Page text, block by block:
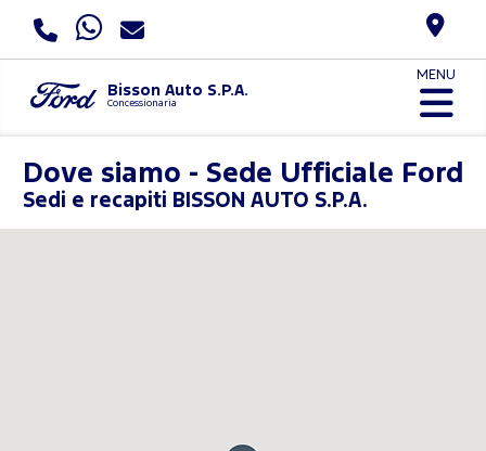
Bisson Auto S.P.A.
Concessionaria
MENU
Dove siamo - Sede Ufficiale Ford
Sedi e recapiti BISSON AUTO S.P.A.